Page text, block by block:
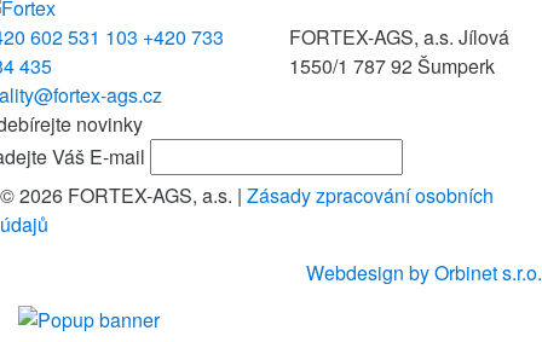
602 531 103 +420 733
435
ags.cz
FORTEX-AGS, a.s. Jílová
1550/1 787 92 Šumperk
novinky
Váš E-mail
© 2026 FORTEX-AGS, a.s. | Zásady zpracování osobních
údajů
Webdesign by Orbinet s.r.o.